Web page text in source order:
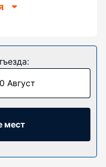
с
из 23 номеров,
доступ в
на связи. Кроме
Август
мест